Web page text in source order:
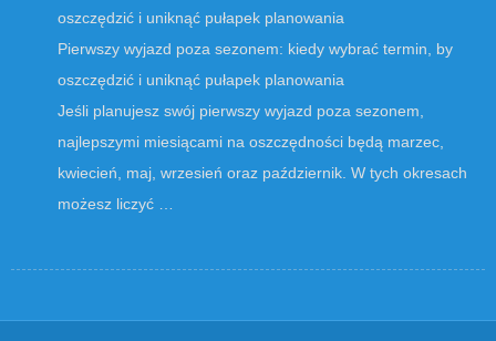
Pierwszy wyjazd poza sezonem: kiedy wybrać termin, by
oszczędzić i uniknąć pułapek planowania
Jeśli planujesz swój pierwszy wyjazd poza sezonem,
najlepszymi miesiącami na oszczędności będą marzec,
kwiecień, maj, wrzesień oraz październik. W tych okresach
możesz liczyć …